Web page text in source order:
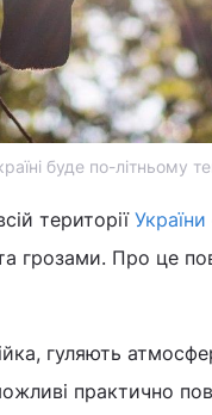
буде по-літньому
території України
грозами. Про це
гуляють
практично